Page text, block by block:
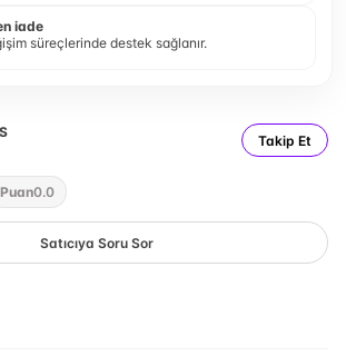
iade
süreçlerinde destek sağlanır.
Takip Et
Puan0.0
Satıcıya Soru Sor